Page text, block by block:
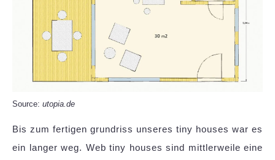
Source: utopia.de
Bis zum fertigen grundriss unseres tiny houses war es
ein langer weg. Web tiny houses sind mittlerweile eine